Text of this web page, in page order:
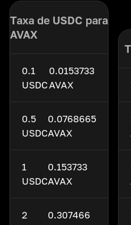
Taxa de USDC para
AVAX
0.1
USDC
0.0153733
AVAX
0.5
USDC
0.0768665
AVAX
1
USDC
0.153733
AVAX
2
0.307466